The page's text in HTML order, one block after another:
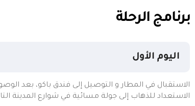
برنامج الرحلة
اليوم الأول
الاستقبال في المطار و التوصيل إلى فندق باكو، بعد
الاستعداد للذهاب إلى جولة مسائية في شوارع المدينة